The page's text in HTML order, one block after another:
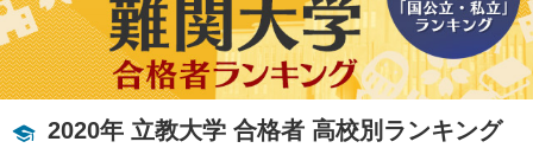
2020年 立教大学 合格者 高校別ランキング